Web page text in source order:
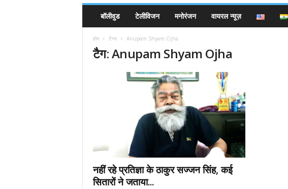
बॉलीवुड टेलीविजन मनोरंजन वायरल न्यूज़
होम टैग्स Anupam Shyam Ojha
टैग: Anupam Shyam Ojha
नहीं रहे प्रतिज्ञा के ठाकुर सज्जन सिंह, कई
सितारों ने जताया...